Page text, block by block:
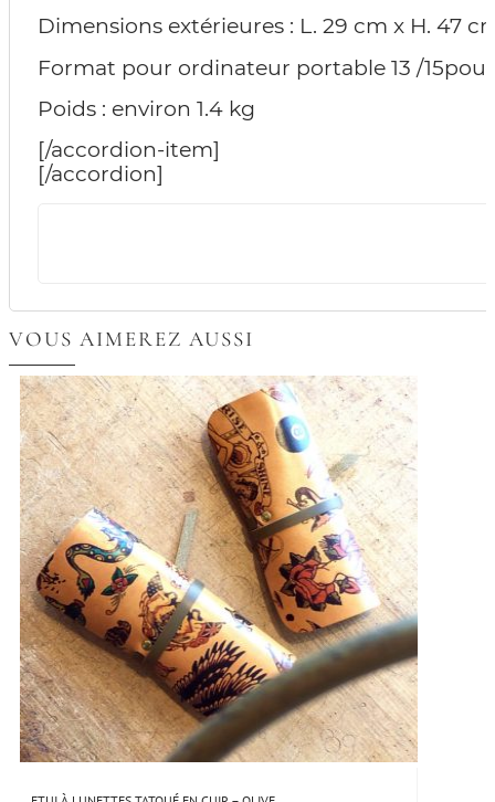
Dimensions extérieures : L. 29 cm x H. 47
Format pour ordinateur portable 13 /
Poids : environ 1.4 kg
[/accordion-item]
[/accordion]
VOUS AIMEREZ AUSSI